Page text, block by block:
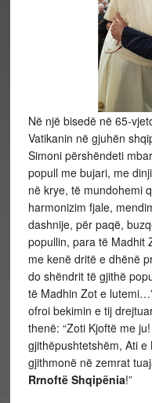
Në një bisedë në 65-
Vatikanin në gjuhën
Simoni përshëndeti
popull me bujari, me
në krye, të mundohemi
harmonizim fjale,
dashnije, për paqë,
popullin, para të Madhit
me kenë dritë e dhënë
do shëndrit të gjithë
të Madhin Zot e
ofroi bekimin e tij
thenë: “Zoti Kjoftë me
gjithëpushtetshëm, Ati
gjithmonë në zemrat
Rrnoftë Shqipënia!”